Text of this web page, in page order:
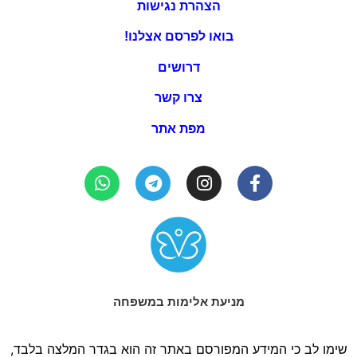
הצהרת נגישות
בואו לפרסם אצלנו!
דרושים
צרו קשר
מפת אתר
מניעת אלימות במשפחה
שימו לב כי המידע המפורסם באתר זה הוא בגדר המלצה בלבד,